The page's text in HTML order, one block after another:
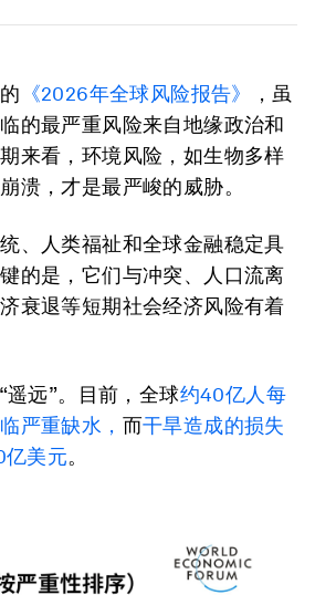
《2026年全球风险报告》
，虽
的最严重风险来自地缘政治和
来看，环境风险，如生物多样
溃，才是最严峻的威胁。
、人类福祉和全球金融稳定具
的是，它们与冲突、人口流离
衰退等短期社会经济风险有着
遥远”。目前，全球约40亿人每
严重缺水， 而干旱造成的损失
亿美元。